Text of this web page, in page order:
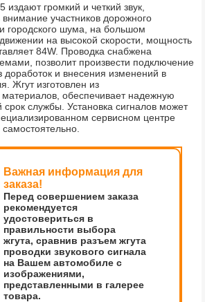
громкий и четкий звук,
участников дорожного
городского шума, на большом
на высокой скорости, мощность
84W. Проводка снабжена
позволит произвести подключение
доработок и внесения изменений в
Жгут изготовлен из
материалов, обеспечивает надежную
срок службы. Установка сигналов может
сервисном центре
Важная информация для
заказа!
Перед совершением заказа
рекомендуется
удостовериться в
правильности выбора
жгута, сравнив разъем жгута
проводки звукового сигнала
на Вашем автомобиле с
изображениями,
представленными в галерее
товара.